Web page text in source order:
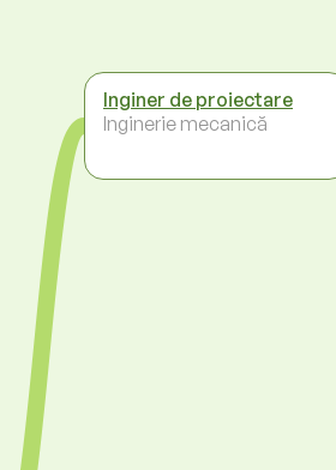
Inginer de proiectare
Inginerie mecanică